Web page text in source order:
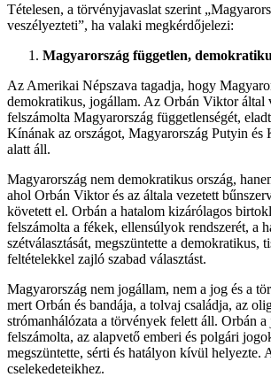
Tételesen, a törvényjavaslat szerint
veszélyezteti”, ha valaki megkérdőjelezi:
Magyarország független,
Az Amerikai Népszava tagadja, hogy
demokratikus, jogállam. Az Orbán Viktor által
felszámolta Magyarország függetlenségét,
Kínának az országot, Magyarország Putyin és
alatt áll.
Magyarország nem demokratikus ország,
ahol Orbán Viktor és az általa vezetett
követett el. Orbán a hatalom kizárólagos
felszámolta a fékek, ellensúlyok rendszerét, a
szétválasztását, megszüntette a demokratikus,
feltételekkel zajló szabad választást.
Magyarország nem jogállam, nem a jog és a
mert Orbán és bandája, a tolvaj családja, az
strómanhálózata a törvények felett áll. Orbán
felszámolta, az alapvető emberi és polgári
megszüntette, sérti és hatályon kívül helyezte.
cselekedeteikhez.